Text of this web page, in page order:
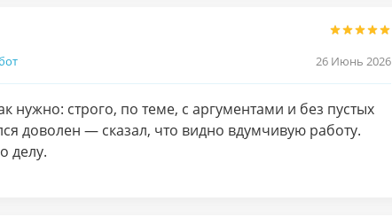
26 Июнь 2026
нужно: строго, по теме, с аргументами и без пустых
доволен — сказал, что видно вдумчивую работу.
делу.